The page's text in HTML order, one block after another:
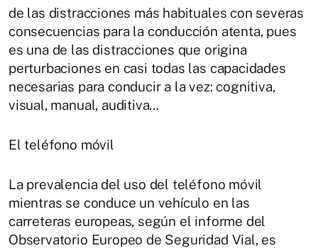
de las distracciones más habituales con severas
consecuencias para la conducción atenta, pues
es una de las distracciones que origina
perturbaciones en casi todas las capacidades
necesarias para conducir a la vez: cognitiva,
visual, manual, auditiva…
El teléfono móvil
La prevalencia del uso del teléfono móvil
mientras se conduce un vehículo en las
carreteras europeas, según el informe del
Observatorio Europeo de Seguridad Vial, es